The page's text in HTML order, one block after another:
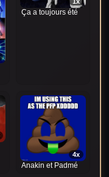
1x
Ça a toujours été
4x
Anakin et Padmé